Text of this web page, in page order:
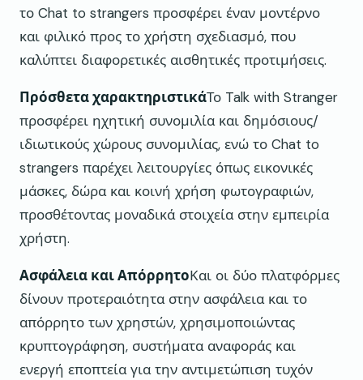
το Chat to strangers προσφέρει έναν μοντέρνο
και φιλικό προς το χρήστη σχεδιασμό, που
καλύπτει διαφορετικές αισθητικές προτιμήσεις.
Πρόσθετα χαρακτηριστικάΤο Talk with Stranger
προσφέρει ηχητική συνομιλία και δημόσιους/
ιδιωτικούς χώρους συνομιλίας, ενώ το Chat to
strangers παρέχει λειτουργίες όπως εικονικές
μάσκες, δώρα και κοινή χρήση φωτογραφιών,
προσθέτοντας μοναδικά στοιχεία στην εμπειρία
χρήστη.
Ασφάλεια και ΑπόρρητοΚαι οι δύο πλατφόρμες
δίνουν προτεραιότητα στην ασφάλεια και το
απόρρητο των χρηστών, χρησιμοποιώντας
κρυπτογράφηση, συστήματα αναφοράς και
ενεργή εποπτεία για την αντιμετώπιση τυχόν